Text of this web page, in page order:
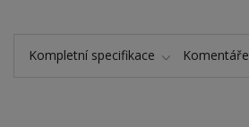
Kompletní specifikace Komentáře